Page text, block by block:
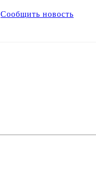
Сообщить новость